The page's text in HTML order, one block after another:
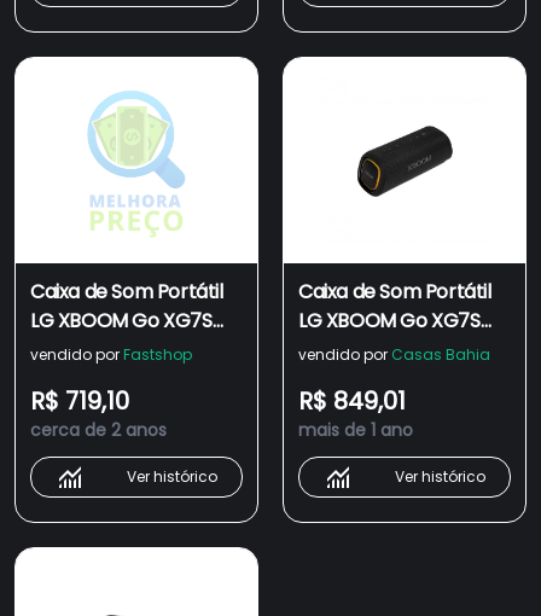
Caixa de Som Portátil
LG XBOOM Go XG7S
Power Bluetooth 24h
Boost
vendido por Fastshop
R$ 719,10
cerca de 2 anos
Ver histórico
Caixa de Som Portátil
LG XBOOM Go XG7S
Power Bluetooth 24h
Boost
vendido por Casas Bahia
R$ 849,01
mais de 1 ano
Ver histórico